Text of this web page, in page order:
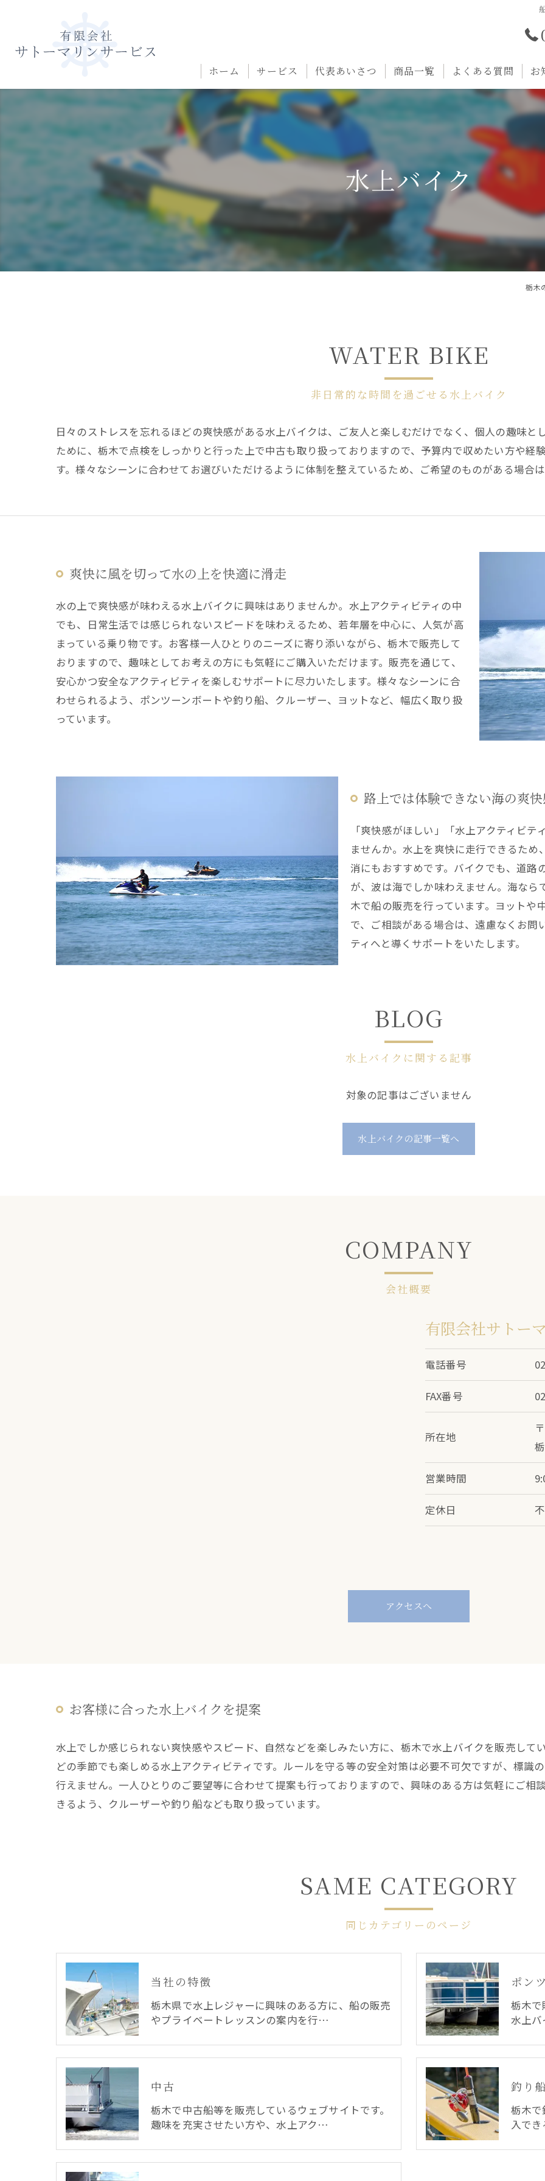
ホーム サービス 代表あいさつ 商品一覧 よくある質問 お
水上バイク
栃木
非日常的な時間を過ごせる水上バイク
WATER BIKE
日々のストレスを忘れるほどの爽快感がある水上バイクは、ご友人と楽しむだけでなく、個人の趣味と
ために、栃木で点検をしっかりと行った上で中古も取り扱っておりますので、予算内で収めたい方や経
す。様々なシーンに合わせてお選びいただけるように体制を整えているため、ご希望のものがある場合
爽快に風を切って水の上を快適に滑走
水の上で爽快感が味わえる水上バイクに興味はありませんか。水上アクティビティの中
でも、日常生活では感じられないスピードを味わえるため、若年層を中心に、人気が高
まっている乗り物です。お客様一人ひとりのニーズに寄り添いながら、栃木で販売して
おりますので、趣味としてお考えの方にも気軽にご購入いただけます。販売を通じて、
安心かつ安全なアクティビティを楽しむサポートに尽力いたします。様々なシーンに合
わせられるよう、ポンツーンボートや釣り船、クルーザー、ヨットなど、幅広く取り扱
っています。
路上では体験できない海の爽
「爽快感がほしい」「水上アクティビ
ませんか。水上を爽快に走行できるた
消にもおすすめです。バイクでも、道
が、波は海でしか味わえません。海な
木で船の販売を行っています。ヨットや
で、ご相談がある場合は、遠慮なくお問
ティへと導くサポートをいたします。
BLOG
水上バイクに関する記事
対象の記事はございません
水上バイクの記事一覧へ
会社概要
COMPANY
有限会社サトー
電話番号
FAX番号
所在地
営業時間
定休日
アクセスへ
お客様に合った水上バイクを提案
水上でしか感じられない爽快感やスピード、自然などを楽しみたい方に、栃木で水上バイクを販売して
どの季節でも楽しめる水上アクティビティです。ルールを守る等の安全対策は必要不可欠ですが、標識
行えません。一人ひとりのご要望等に合わせて提案も行っておりますので、興味のある方は気軽にご相
きるよう、クルーザーや釣り船なども取り扱っています。
同じカテゴリーのページ
SAME CATEGORY
当社の特徴
栃木県で水上レジャーに興味のある方に、船の販売
やプライベートレッスンの案内を行…
ポン
栃木
水上
中古
栃木で中古船等を販売しているウェブサイトです。
趣味を充実させたい方や、水上アク…
釣り
栃木
入で